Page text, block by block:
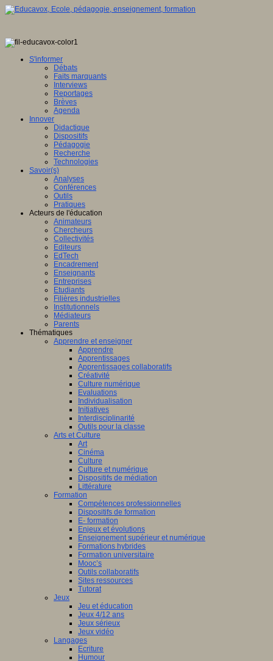
S'informer
Débats
Faits marquants
Interviews
Reportages
Brèves
Agenda
Innover
Didactique
Dispositifs
Pédagogie
Recherche
Technologies
Savoir(s)
Analyses
Conférences
Outils
Pratiques
Acteurs de l'éducation
Animateurs
Chercheurs
Collectivités
Editeurs
EdTech
Encadrement
Enseignants
Entreprises
Etudiants
Filières industrielles
Institutionnels
Médiateurs
Parents
Thématiques
Apprendre et enseigner
Apprendre
Apprentissages
Apprentissages collaboratifs
Créativité
Culture numérique
Evaluations
Individualisation
Initiatives
Interdisciplinarité
Outils pour la classe
Arts et Culture
Art
Cinéma
Culture
Culture et numérique
Dispositifs de médiation
Littérature
Formation
Compétences professionnelles
Dispositifs de formation
E- formation
Enjeux et évolutions
Enseignement supérieur et numérique
Formations hybrides
Formation universitaire
Mooc’s
Outils collaboratifs
Sites ressources
Tutorat
Jeux
Jeu et éducation
Jeux 4/12 ans
Jeux sérieux
Jeux vidéo
Langages
Ecriture
Humour